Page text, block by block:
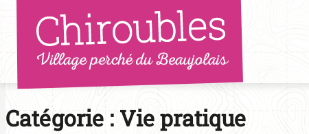
Aller
au
contenu
Catégorie : Vie pratique